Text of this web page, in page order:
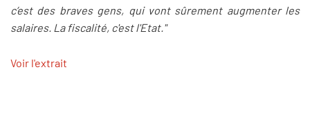
c’est des braves gens, qui vont sûrement augmenter les
salaires. La fiscalité, c'est l'Etat."
Voir l'extrait